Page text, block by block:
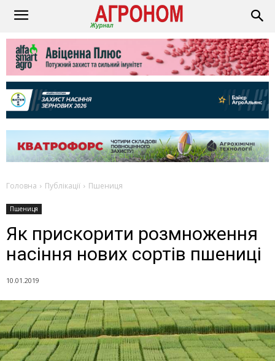
Головна Публікації Пшениця
Пшениця
Як прискорити розмноження
насіння нових сортів пшениці
10.01.2019